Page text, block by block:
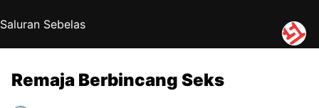
Saluran Sebelas
Remaja Berbincang Seks